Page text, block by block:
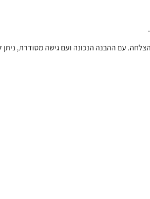
עם ההבנה הנכונה ועם גישה מסודרת,